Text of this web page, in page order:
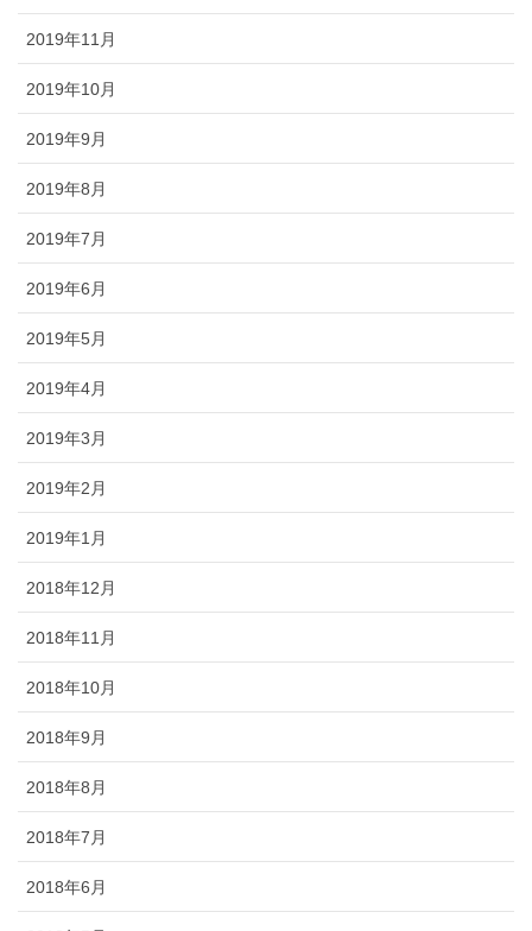
2019年11月
2019年10月
2019年9月
2019年8月
2019年7月
2019年6月
2019年5月
2019年4月
2019年3月
2019年2月
2019年1月
2018年12月
2018年11月
2018年10月
2018年9月
2018年8月
2018年7月
2018年6月